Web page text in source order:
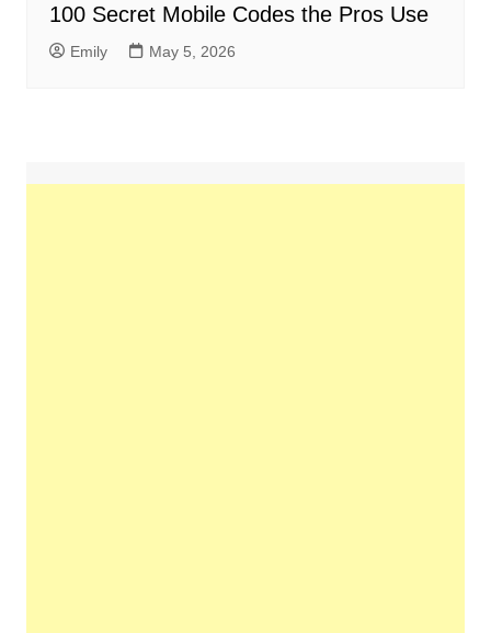
100 Secret Mobile Codes the Pros Use
Emily May 5, 2026